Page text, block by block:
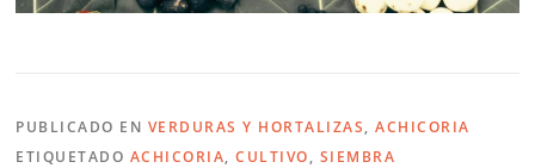
PUBLICADO EN VERDURAS Y HORTALIZAS,ACHICORIA
ETIQUETADO ACHICORIA,CULTIVO, SIEMBRA